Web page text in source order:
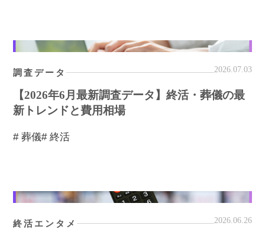
調査データ 2026.07.03
【2026年6月最新調査データ】終活・葬儀の最
新トレンドと費用相場
# 葬儀# 終活
終活エンタメ 2026.06.26